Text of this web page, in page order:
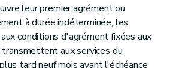
leur premier agrément ou
à durée indéterminée, les
conditions d'agrément fixées aux
aux services du
tard neuf mois avant l'échéance